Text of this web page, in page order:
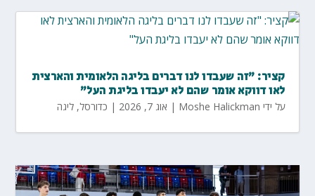
קציר: "זה שעבדו לנו דברים בליגה הלאומית והארצית
לאו דווקא אומר שהם לא יעבדו בליגת העל"
על ידי Moshe Halickman
| אוג 7, 2026 | כדורסל,ליגה